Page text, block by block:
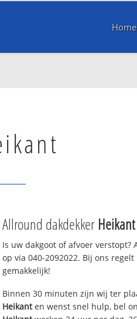
Home
Allround dakdekker Heikant
Is uw dakgoot of afvoer
op via 040-2092022. Bij ons
gemakkelijk!
Binnen 30 minuten zijn wij ter
Heikanten wenst snel hulp, bel